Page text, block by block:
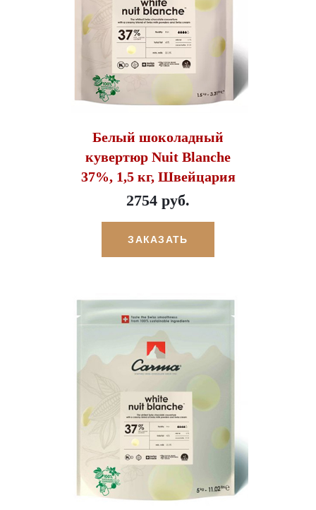
Белый шоколадный
кувертюр Nuit Blanche
37%, 1,5 кг, Швейцария
2754 руб.
ЗАКАЗАТЬ